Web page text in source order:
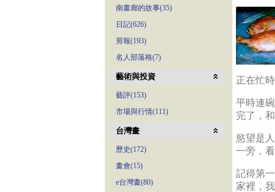
南畫廊的故事(35)
日記(626)
剪報(193)
名人部落格(7)
藝術與投資
藝評(153)
市場與行情(111)
台灣畫
歷史(172)
畫會(15)
e台灣畫(80)
正在忙
平時連
完了，
慾望是
一旁，
記得第
家裡，